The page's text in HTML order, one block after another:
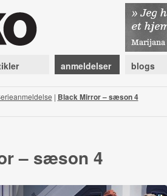
anmeldelser blogs
| Black Mirror – sæson 4
– sæson 4